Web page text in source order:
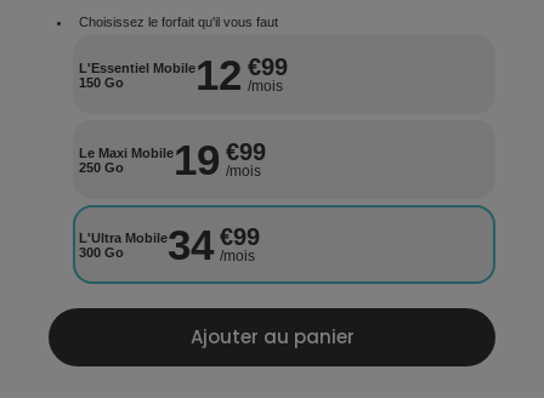
Choisissez le forfait qu'il vous faut
L'Essentiel Mobile
150 Go
12 €99
/mois
Le Maxi Mobile
250 Go
19 €99
/mois
L'Ultra Mobile
300 Go
34 €99
/mois
Ajouter au panier